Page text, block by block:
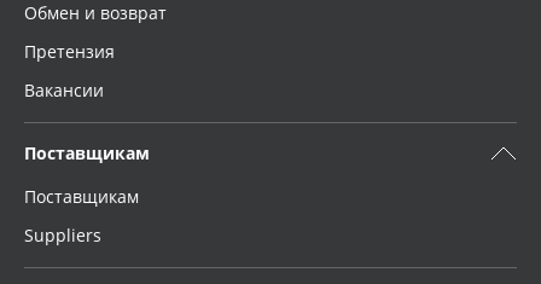
Обмен и возврат
Претензия
Вакансии
Поставщикам
Поставщикам
Suppliers